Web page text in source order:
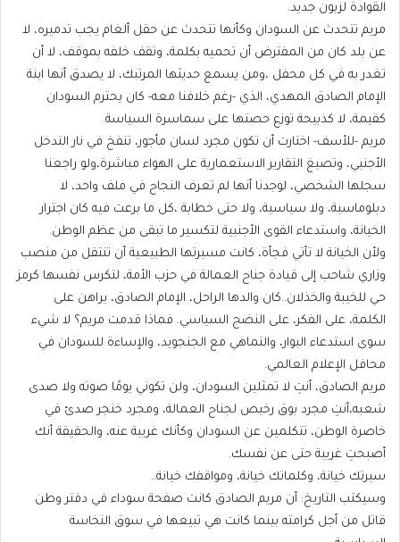
القوادة لزبون جديد.
مريم تتحدث عن السودان وكأنها تتحدث عن حقل ألغام يجب تدميره، لا
عن بلد كان من المفترض أن تحميه بكلمة، وتقف خلفه بموقف، لا أن
تغدر به في كل محفل ،ومن يسمع حديثها المرتبك، لا يصدق أنها ابنة
الإمام الصادق المهدي، الذي -رغم خلافنا معه- كان يحترم السودان
كقيمة، لا كذبيحة توزع حصتها على سماسرة السياسة.
مريم -للأسف- اختارت أن تكون مجرد لسان مأجور، تنفخ في نار التدخل
الأجنبي، وتصيغ التقارير الاستعمارية على الهواء مباشرة،ولو راجعنا
سجلها الشخصي، لوجدنا أنها لم تعرف النجاح في ملف واحد، لا
دبلوماسية، ولا سياسية، ولا حتى خطابة ،كل ما برعت فيه كان اجترار
الخيانة، واستدعاء القوى الأجنبية لتكسير ما تبقى من عظم الوطن.
ولأن الخيانة لا تأتي فجأة، كانت مسيرتها الطبيعية أن تنتقل من منصب
وزاري شاحب إلى قيادة جناح العمالة في حزب الأمة، لتكرس نفسها كرمز
حي للخيبة والخذلان..كان والدها الراحل، الإمام الصادق، يراهن على
الكلمة، على الفكر، على النضج السياسي. فماذا قدمت مريم؟ لا شيء
سوى استدعاء البوار، والتماهي مع الجنجويد، والإساءة للسودان في
محافل الإعلام العالمي.
مريم الصادق، أنتِ لا تمثلين السودان، ولن تكوني يومًا صوته ولا صدى
شعبه،أنتِ مجرد بوق رخيص لجناح العمالة، ومجرد خنجر صدئ في
خاصرة الوطن، تتكلمين عن السودان وكأنك غريبة عنه، والحقيقة أنك
أصبحتِ غريبة حتى عن نفسك.
سيرتك خيانة، وكلماتك خيانة، ومواقفك خيانة..
وسيكتب التاريخ: أن مريم الصادق كانت صفحة سوداء في دفتر وطن
قاتل من أجل كرامته بينما كانت هي تبيعها في سوق النخاسة